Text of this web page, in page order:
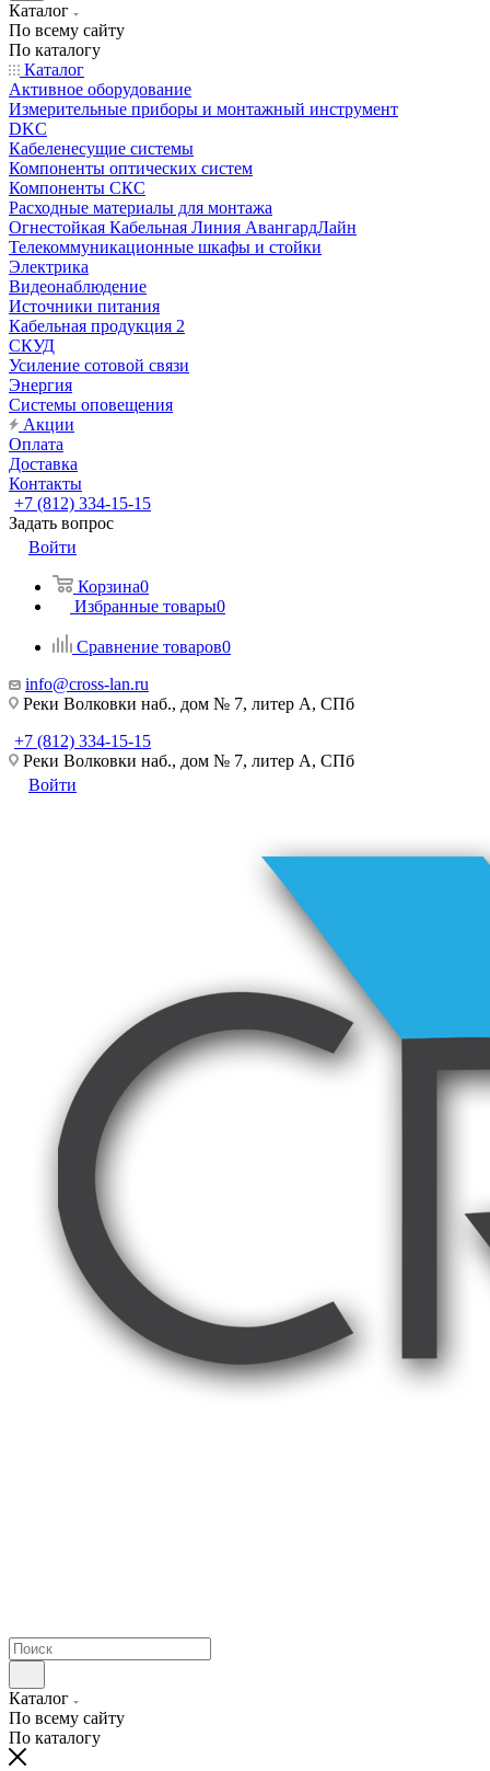
Каталог
По всему сайту
По каталогу
Каталог
Активное оборудование
Измерительные приборы и монтажный инструмент
DKC
Кабеленесущие системы
Компоненты оптических систем
Компоненты СКС
Расходные материалы для монтажа
Огнестойкая Кабельная Линия АвангардЛайн
Телекоммуникационные шкафы и стойки
Электрика
Видеонаблюдение
Источники питания
Кабельная продукция 2
СКУД
Усиление сотовой связи
Энергия
Системы оповещения
Акции
Оплата
Доставка
Контакты
+7 (812) 334-15-15
Задать вопрос
Войти
Корзина0
Избранные товары0
Сравнение товаров0
info@cross-lan.ru
Реки Волковки наб., дом № 7, литер А, СПб
+7 (812) 334-15-15
Реки Волковки наб., дом № 7, литер А, СПб
Войти
Каталог
По всему сайту
По каталогу